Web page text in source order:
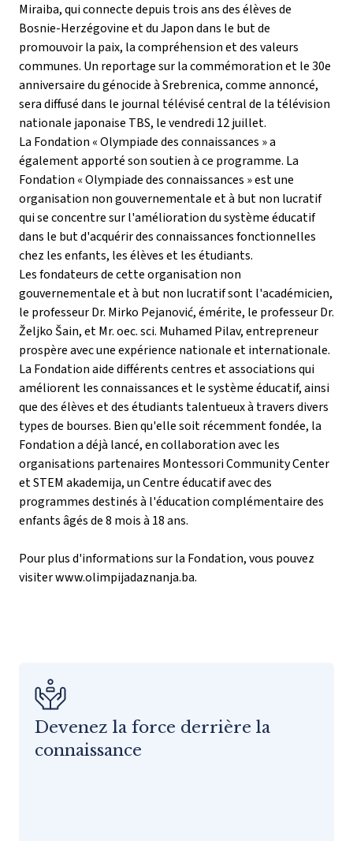
Miraiba, qui connecte depuis trois ans des élèves de
Bosnie-Herzégovine et du Japon dans le but de
promouvoir la paix, la compréhension et des valeurs
communes. Un reportage sur la commémoration et le 30e
anniversaire du génocide à Srebrenica, comme annoncé,
sera diffusé dans le journal télévisé central de la télévision
nationale japonaise TBS, le vendredi 12 juillet.
La Fondation « Olympiade des connaissances » a
également apporté son soutien à ce programme. La
Fondation « Olympiade des connaissances » est une
organisation non gouvernementale et à but non lucratif
qui se concentre sur l'amélioration du système éducatif
dans le but d'acquérir des connaissances fonctionnelles
chez les enfants, les élèves et les étudiants.
Les fondateurs de cette organisation non
gouvernementale et à but non lucratif sont l'académicien,
le professeur Dr. Mirko Pejanović, émérite, le professeur Dr.
Željko Šain, et Mr. oec. sci. Muhamed Pilav, entrepreneur
prospère avec une expérience nationale et internationale.
La Fondation aide différents centres et associations qui
améliorent les connaissances et le système éducatif, ainsi
que des élèves et des étudiants talentueux à travers divers
types de bourses. Bien qu'elle soit récemment fondée, la
Fondation a déjà lancé, en collaboration avec les
organisations partenaires Montessori Community Center
et STEM akademija, un Centre éducatif avec des
programmes destinés à l'éducation complémentaire des
enfants âgés de 8 mois à 18 ans.
Pour plus d'informations sur la Fondation, vous pouvez
visiterwww.olimpijadaznanja.ba.
Devenez la force derrière la
connaissance